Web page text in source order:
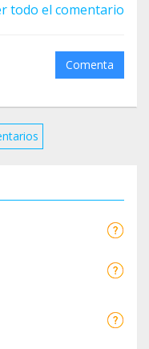
todo el comentario
Comenta